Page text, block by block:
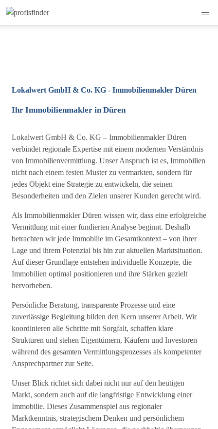
Lokalwert GmbH & Co. KG - Immobilienmakler Düren
Ihr Immobilienmakler in Düren
Lokalwert GmbH & Co. KG – Immobilienmakler Düren
verbindet regionale Expertise mit einem modernen Verständnis
von Immobilienvermittlung. Unser Anspruch ist es, Immobilien
nicht nach einem festen Muster zu vermarkten, sondern für
jedes Objekt eine Strategie zu entwickeln, die seinen
Besonderheiten und den Zielen unserer Kunden gerecht wird.
Als Immobilienmakler Düren wissen wir, dass eine erfolgreiche
Vermittlung mit einer fundierten Analyse beginnt. Deshalb
betrachten wir jede Immobilie im Gesamtkontext – von ihrer
Lage und ihrem Potenzial bis hin zur aktuellen Marktsituation.
Auf dieser Grundlage entstehen individuelle Konzepte, die
Immobilien optimal positionieren und ihre Stärken gezielt
hervorheben.
Persönliche Beratung, transparente Prozesse und eine
zuverlässige Begleitung bilden den Kern unserer Arbeit. Wir
koordinieren alle Schritte mit Sorgfalt, schaffen klare
Strukturen und stehen Eigentümern, Käufern und Investoren
während des gesamten Vermittlungsprozesses als kompetenter
Ansprechpartner zur Seite.
Unser Blick richtet sich dabei nicht nur auf den heutigen
Markt, sondern auch auf die langfristige Entwicklung einer
Immobilie. Dieses Zusammenspiel aus regionaler
Marktkenntnis, strategischem Denken und persönlichem